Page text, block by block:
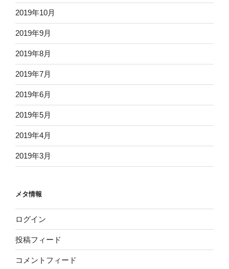
2019年10月
2019年9月
2019年8月
2019年7月
2019年6月
2019年5月
2019年4月
2019年3月
メタ情報
ログイン
投稿フィード
コメントフィード